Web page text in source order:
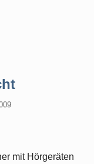
mit Hörgeräten